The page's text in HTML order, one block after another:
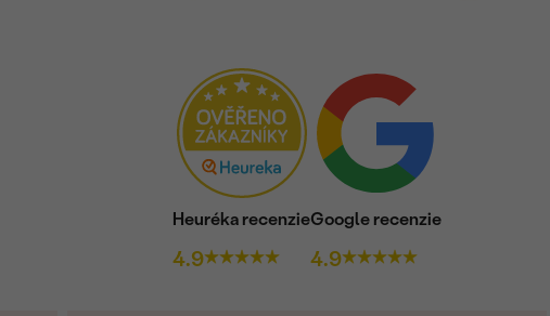
Heuréka recenzie
4.9
Google recenzie
4.9